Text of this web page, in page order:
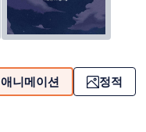
애니메이션 정적